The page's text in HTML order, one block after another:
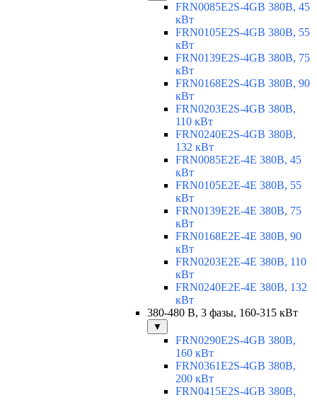
FRN0085E2S-4GB 380В, 45
кВт
FRN0105E2S-4GB 380В, 55
кВт
FRN0139E2S-4GB 380В, 75
кВт
FRN0168E2S-4GB 380В, 90
кВт
FRN0203E2S-4GB 380В,
110 кВт
FRN0240E2S-4GB 380В,
132 кВт
FRN0085E2E-4E 380В, 45
кВт
FRN0105E2E-4E 380В, 55
кВт
FRN0139E2E-4E 380В, 75
кВт
FRN0168E2E-4E 380В, 90
кВт
FRN0203E2E-4E 380В, 110
кВт
FRN0240E2E-4E 380В, 132
кВт
380-480 В, 3 фазы, 160-315 кВт
▼
FRN0290E2S-4GB 380В,
160 кВт
FRN0361E2S-4GB 380В,
200 кВт
FRN0415E2S-4GB 380В,